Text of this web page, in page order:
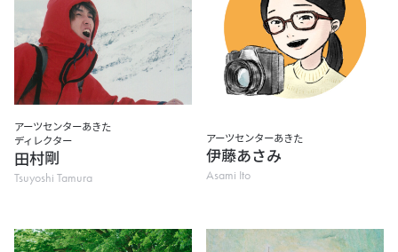
田村剛
Tsuyoshi Tamura
アーツセンターあきた
ディレクター
伊藤あさみ
Asami Ito
アーツセンターあきた